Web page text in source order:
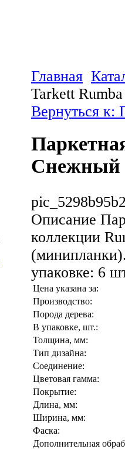
Главная
Tarkett
Вернуться к:
Снежный
Описание
коллекции
упаковке: 6
Цена указана за:
Производство:
Порода дерева:
В упаковке, шт.:
Толщина, мм:
Тип дизайна:
Соединение:
Цветовая гамма:
Покрытие:
Длина, мм:
Ширина, мм:
Фаска:
Дополнительная